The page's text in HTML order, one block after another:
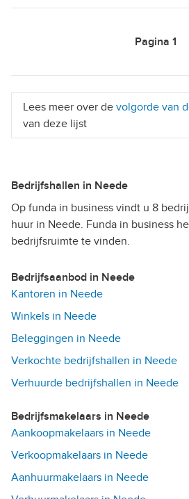
Pagina 1
Lees meer over de volgorde van
van deze lijst
Bedrijfshallen in Neede
Op funda in business vindt u 8
huur in Neede. Funda in business
bedrijfsruimte te vinden.
Bedrijfsaanbod in Neede
Kantoren in Neede
Winkels in Neede
Beleggingen in Neede
Verkochte bedrijfshallen in Neede
Verhuurde bedrijfshallen in Neede
Bedrijfsmakelaars in Neede
Aankoopmakelaars in Neede
Verkoopmakelaars in Neede
Aanhuurmakelaars in Neede